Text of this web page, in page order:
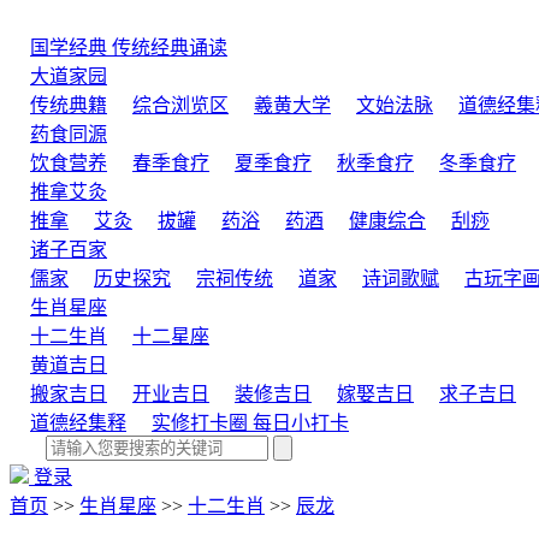
国学经典 传统经典诵读
大道家园
传统典籍
综合浏览区 羲黄大学 文始法脉
道德经集
药食同源
饮食营养
春季食疗 夏季食疗 秋季食疗 冬季食疗
推拿艾灸
推拿
艾灸 拔罐 药浴 药酒 健康综合
刮痧
诸子百家
儒家
历史探究 宗祠传统 道家 诗词歌赋 古玩字画
生肖星座
十二生肖
十二星座
黄道吉日
搬家吉日
开业吉日 装修吉日 嫁娶吉日
求子吉日
道德经集释
实修打卡圈 每日小打卡
登录
首页 >> 生肖星座 >> 十二生肖 >> 辰龙